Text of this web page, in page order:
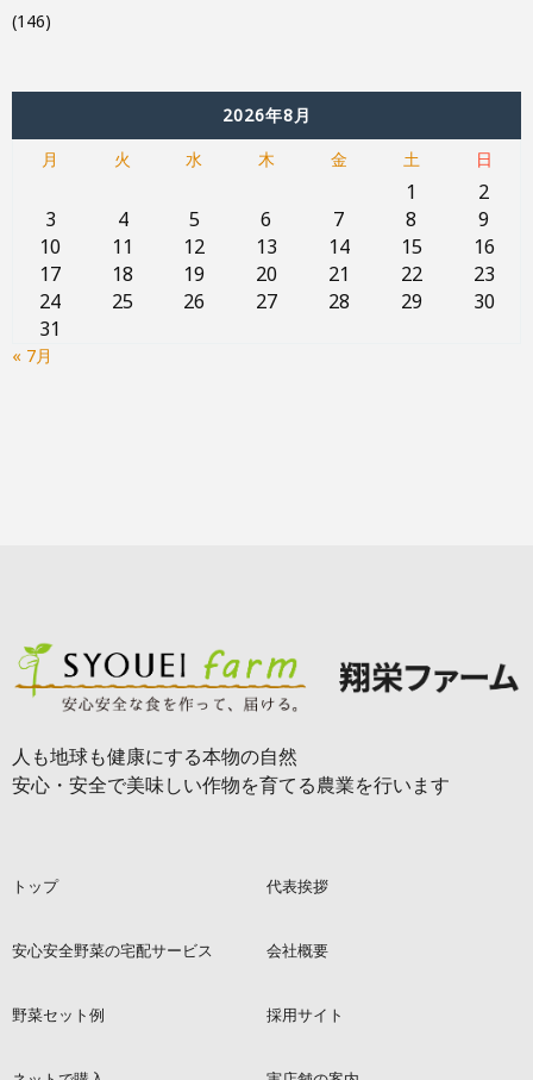
(146)
2026年8月
月
火 水 木 金 土 日
1
2
3
4 5 6 7 8
9
10
11 12 13 14 15
16
17
18 19 20 21 22
23
24
25 26 27 28 29
30
31
« 7月
人も地球も健康にする本物の自然
安心・安全で美味しい作物を育てる農業を行います
トップ 代表挨拶
安心安全野菜の宅配サービス 会社概要
野菜セット例 採用サイト